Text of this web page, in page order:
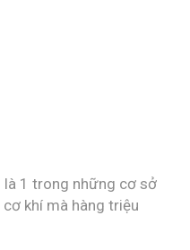
là 1 trong những cơ sở
khí mà hàng triệu